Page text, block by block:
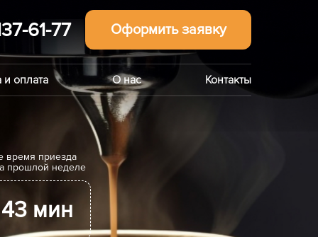
61-77 Оформить заявку
и оплата О нас Контакты
время приезда
прошлой неделе
43 мин